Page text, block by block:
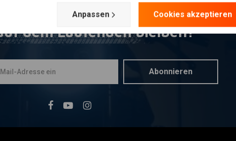
dem Laufenden bleiben?
Abonnieren
Anpassen Cookies akzeptieren